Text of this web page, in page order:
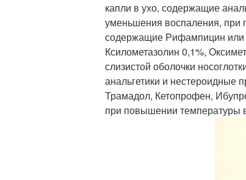
капли в ухо, содержащие
уменьшения воспаления, при
содержащие Рифампицин или
Ксилометазолин 0,1%,
слизистой оболочки
анальгетики и нестероидные
Трамадол, Кетопрофен,
при повышении температуры